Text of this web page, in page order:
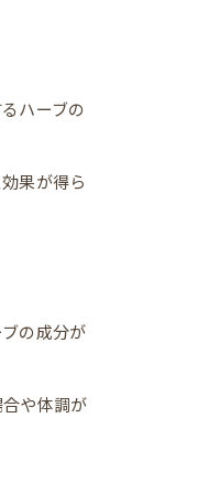
ハーブの
果が得ら
の成分が
や体調が